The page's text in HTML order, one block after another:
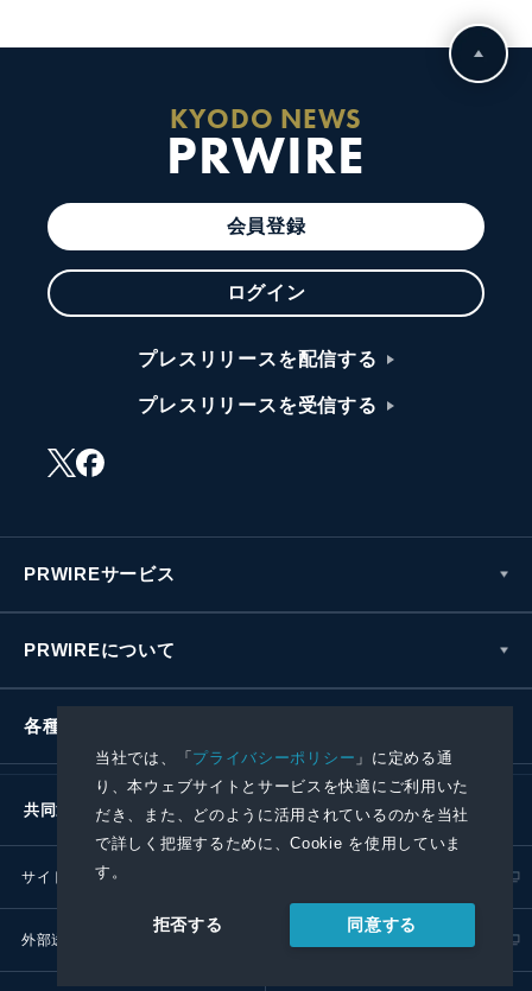
当社では、「プライバシーポリシー 」に定める通
り、本ウェブサイトとサービスを快適にご利用いた
だき、また、どのように活用されているのかを当社
で詳しく把握するために、Cookie を使用していま
す。
拒否する 同意する
KYODO NEWS
PRWIRE
会員登録
ログイン
プレスリリースを配信する
プレスリリースを受信する
PRWIREサービス
PRWIREについて
各種お問い合わせ
共同通信社グループ
サイトポリシー
外部送信ポリシー